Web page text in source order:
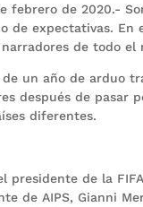
febrero de 2020.-
de expectativas. En
de todo el
de un año de arduo
después de pasar
diferentes.
presidente de la
de AIPS, Gianni